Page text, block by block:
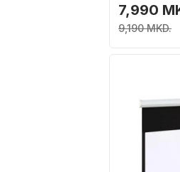
7,990
9,190 MKD.